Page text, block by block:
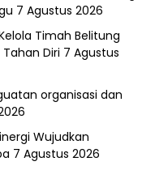
7 Agustus 2026
Timah Belitung
Diri 7 Agustus
organisasi dan
Wujudkan
7 Agustus 2026